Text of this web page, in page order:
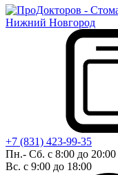
+7 (831) 423-99-35
Пн.- Сб. с 8:00 до 20:00
Вс. с 9:00 до 18:00